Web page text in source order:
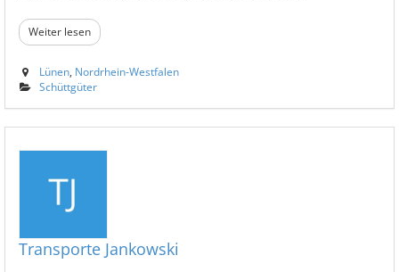
Weiter lesen
Lünen Nordrhein-Westfalen
Schüttgüter
Transporte Jankowski